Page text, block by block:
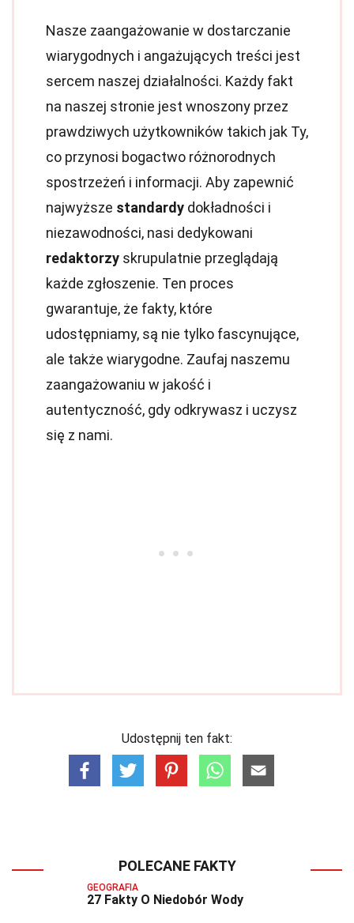
Nasze zaangażowanie w dostarczanie
wiarygodnych i angażujących treści jest
sercem naszej działalności. Każdy fakt
na naszej stronie jest wnoszony przez
prawdziwych użytkowników takich jak Ty,
co przynosi bogactwo różnorodnych
spostrzeżeń i informacji. Aby zapewnić
najwyższe standardy dokładności i
niezawodności, nasi dedykowani
redaktorzy skrupulatnie przeglądają
każde zgłoszenie. Ten proces
gwarantuje, że fakty, które
udostępniamy, są nie tylko fascynujące,
ale także wiarygodne. Zaufaj naszemu
zaangażowaniu w jakość i
autentyczność, gdy odkrywasz i uczysz
się z nami.
Udostępnij ten fakt:
POLECANE FAKTY
GEOGRAFIA
27 Fakty O Niedobór Wody